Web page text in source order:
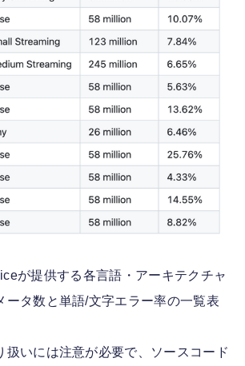
が提供する各言語・アーキテクチャ
ータ数と単語/文字エラー率の一覧表
扱いには注意が必要で、ソースコード